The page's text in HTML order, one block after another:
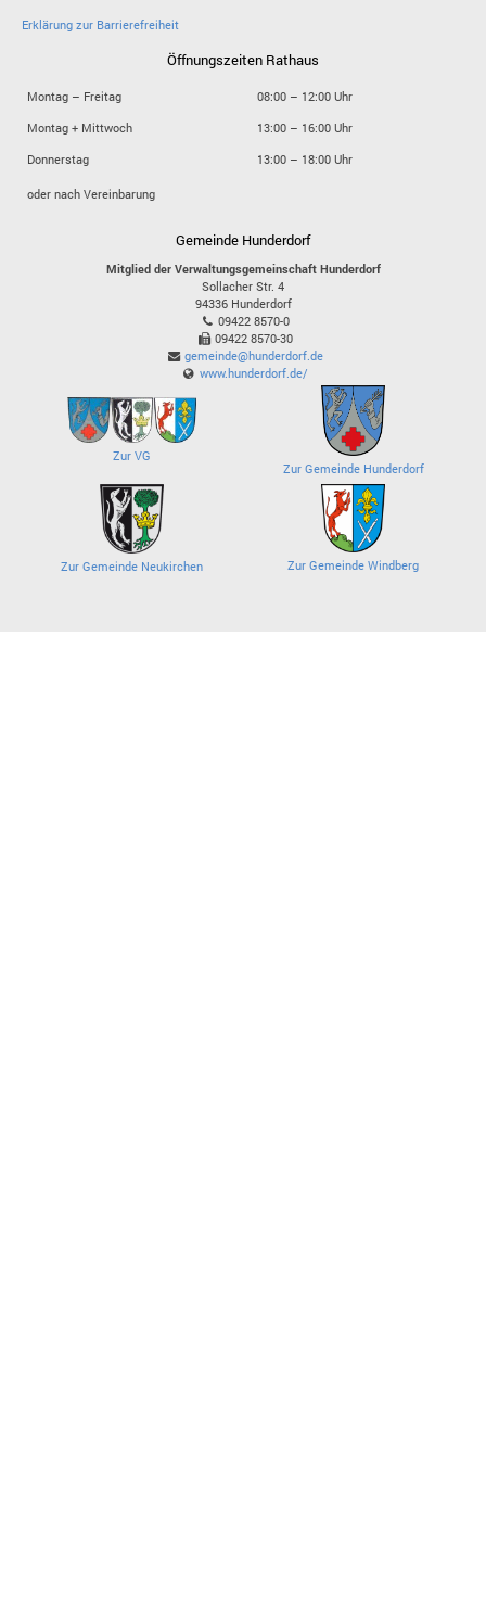
Erklärung zur Barrierefreiheit
Öffnungszeiten Rathaus
Montag – Freitag
08:00 – 12:00 Uhr
Montag + Mittwoch
13:00 – 16:00 Uhr
Donnerstag
13:00 – 18:00 Uhr
oder nach Vereinbarung
Gemeinde Hunderdorf
Mitglied der Verwaltungsgemeinschaft Hunderdorf
Sollacher Str. 4
94336 Hunderdorf
09422 8570-0
09422 8570-30
gemeinde@hunderdorf.de
www.hunderdorf.de/
Zur VG
Zur Gemeinde Hunderdorf
Zur Gemeinde Neukirchen Zur Gemeinde Windberg